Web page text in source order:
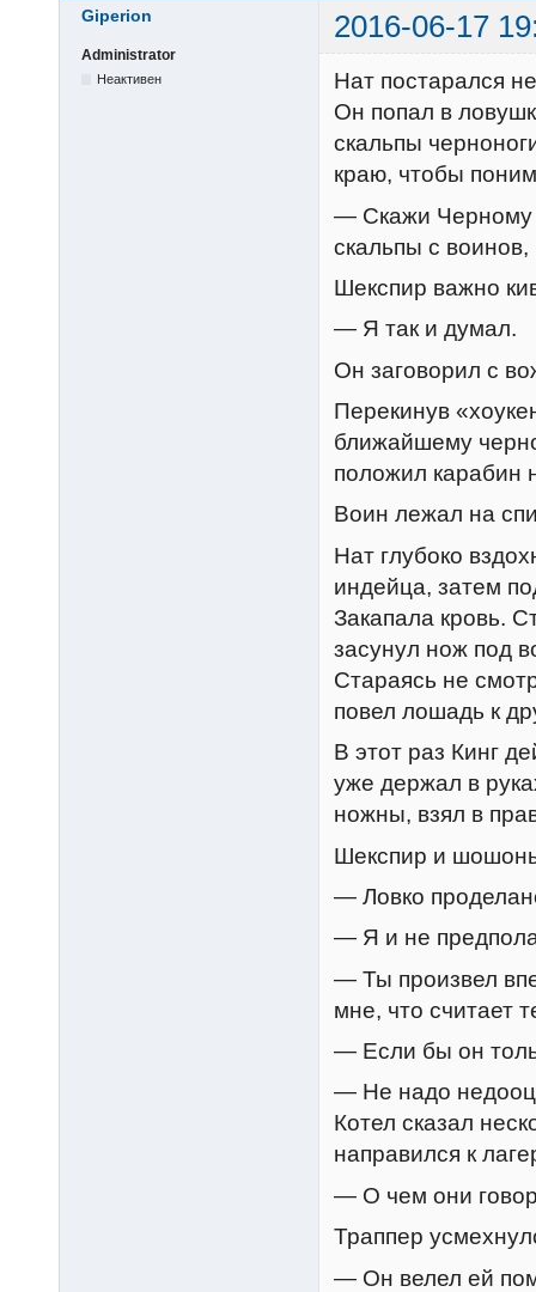
Giperion 2016-06-17
Administrator
Неактивен
Нат постарался
Он попал в
скальпы
краю, чтобы
— Скажи Черному
скальпы с
Шекспир важно
— Я так и думал.
Он заговорил с
Перекинув
ближайшему
положил
Воин лежал на
Нат глубоко
индейца, затем
Закапала кровь.
засунул нож под
Стараясь не
повел лошадь к
В этот раз Кинг
уже держал в
ножны, взял в
Шекспир и
— Ловко
— Я и не
— Ты произвел
мне, что считает
— Если бы он
— Не надо
Котел сказал
направился к
— О чем они
Траппер
— Он велел ей